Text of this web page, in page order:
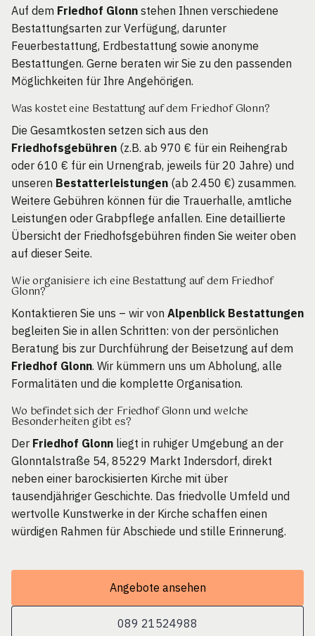
Auf dem Friedhof Glonn stehen Ihnen verschiedene
Bestattungsarten zur Verfügung, darunter
Feuerbestattung, Erdbestattung sowie anonyme
Bestattungen. Gerne beraten wir Sie zu den passenden
Möglichkeiten für Ihre Angehörigen.
Was kostet eine Bestattung auf dem Friedhof Glonn?
Die Gesamtkosten setzen sich aus den
Friedhofsgebühren (z.B. ab 970 € für ein Reihengrab
oder 610 € für ein Urnengrab, jeweils für 20 Jahre) und
unseren Bestatterleistungen (ab 2.450 €) zusammen.
Weitere Gebühren können für die Trauerhalle, amtliche
Leistungen oder Grabpflege anfallen. Eine detaillierte
Übersicht der Friedhofsgebühren finden Sie weiter oben
auf dieser Seite.
Wie organisiere ich eine Bestattung auf dem Friedhof
Glonn?
Kontaktieren Sie uns – wir von Alpenblick Bestattungen
begleiten Sie in allen Schritten: von der persönlichen
Beratung bis zur Durchführung der Beisetzung auf dem
Friedhof Glonn. Wir kümmern uns um Abholung, alle
Formalitäten und die komplette Organisation.
Wo befindet sich der Friedhof Glonn und welche
Besonderheiten gibt es?
Der Friedhof Glonn liegt in ruhiger Umgebung an der
Glonntalstraße 54, 85229 Markt Indersdorf, direkt
neben einer barockisierten Kirche mit über
tausendjähriger Geschichte. Das friedvolle Umfeld und
wertvolle Kunstwerke in der Kirche schaffen einen
würdigen Rahmen für Abschiede und stille Erinnerung.
Angebote ansehen
089 21524988